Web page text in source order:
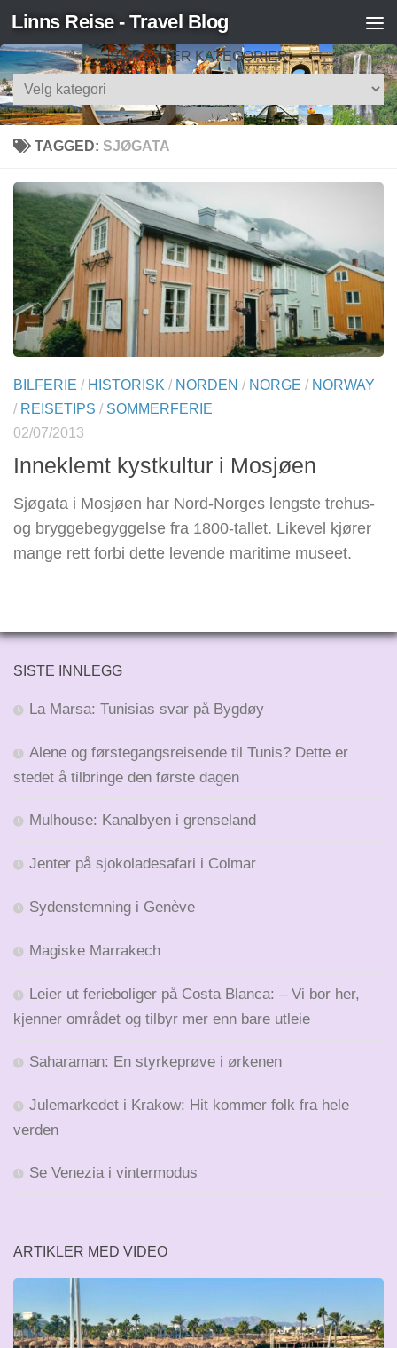
Skip to content
Linns Reise - Travel Blog
SØK ETTER KATEGORIER
Søk
etter
TAGGED: SJØGATA
BILFERIE / HISTORISK / NORDEN / NORGE / NORWAY
/ REISETIPS / SOMMERFERIE
02/07/2013
Inneklemt kystkultur i Mosjøen
Sjøgata i Mosjøen har Nord-Norges lengste trehus-
og bryggebegyggelse fra 1800-tallet. Likevel kjører
mange rett forbi dette levende maritime museet.
SISTE INNLEGG
La Marsa: Tunisias svar på Bygdøy
Alene og førstegangsreisende til Tunis? Dette er
stedet å tilbringe den første dagen
Mulhouse: Kanalbyen i grenseland
Jenter på sjokoladesafari i Colmar
Sydenstemning i Genève
Magiske Marrakech
Leier ut ferieboliger på Costa Blanca: – Vi bor her,
kjenner området og tilbyr mer enn bare utleie
Saharaman: En styrkeprøve i ørkenen
Julemarkedet i Krakow: Hit kommer folk fra hele
verden
Se Venezia i vintermodus
ARTIKLER MED VIDEO